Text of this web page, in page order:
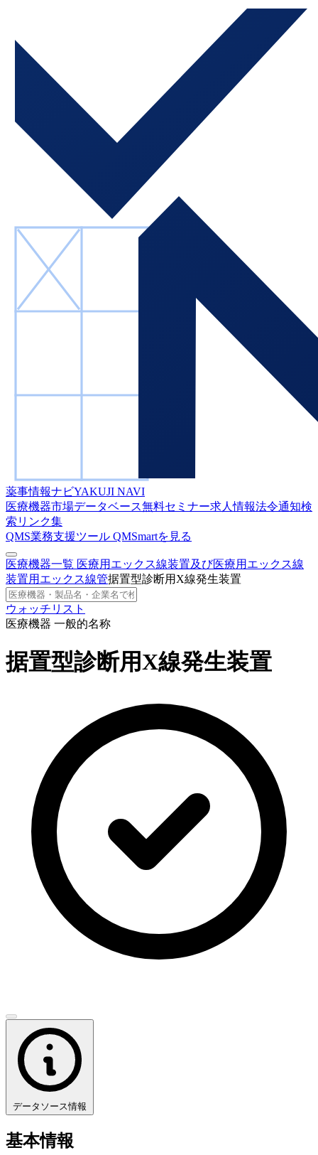
薬事情報ナビYAKUJI NAVI
医療機器市場データベース無料セミナー求人情報法令通知検
索 リンク集
QMS業務支援ツール QMSmartを見る
医療機器一覧 医療用エックス線装置及び医療用エックス線
装置用エックス線管据置型診断用X線発生装置
ウォッチリスト
医療機器 一般的名称
据置型診断用X線発生装置
データソース情報
基本情報